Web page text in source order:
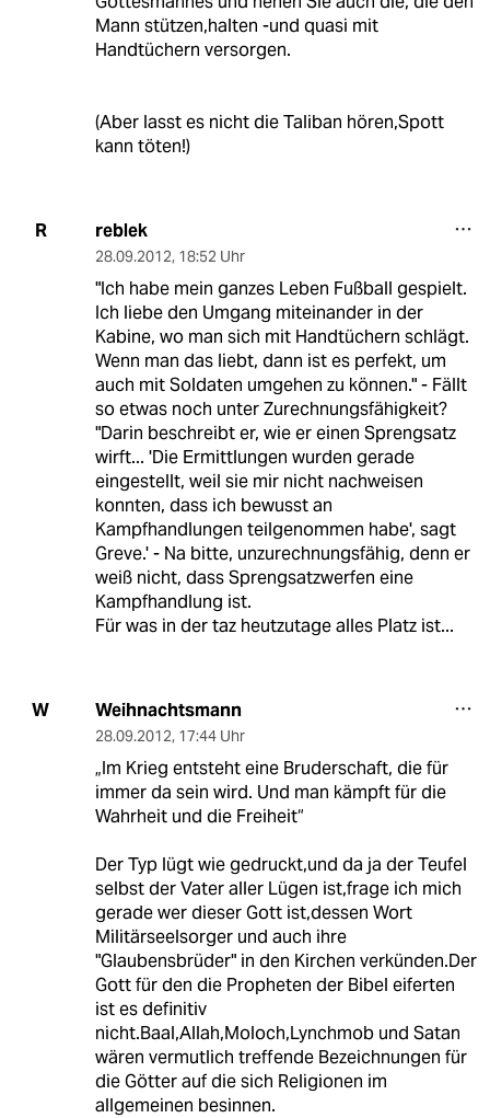
Mann stützen,halten -und quasi mit
Handtüchern versorgen.
(Aber lasst es nicht die Taliban hören,Spott
kann töten!)
R reblek
28.09.2012, 18:52 Uhr
"Ich habe mein ganzes Leben Fußball gespielt.
Ich liebe den Umgang miteinander in der
Kabine, wo man sich mit Handtüchern schlägt.
Wenn man das liebt, dann ist es perfekt, um
auch mit Soldaten umgehen zu können." - Fällt
so etwas noch unter Zurechnungsfähigkeit?
"Darin beschreibt er, wie er einen Sprengsatz
wirft... 'Die Ermittlungen wurden gerade
eingestellt, weil sie mir nicht nachweisen
konnten, dass ich bewusst an
Kampfhandlungen teilgenommen habe', sagt
Greve.' - Na bitte, unzurechnungsfähig, denn er
weiß nicht, dass Sprengsatzwerfen eine
Kampfhandlung ist.
Für was in der taz heutzutage alles Platz ist...
W Weihnachtsmann
28.09.2012, 17:44 Uhr
„Im Krieg entsteht eine Bruderschaft, die für
immer da sein wird. Und man kämpft für die
Wahrheit und die Freiheit“
Der Typ lügt wie gedruckt,und da ja der Teufel
selbst der Vater aller Lügen ist,frage ich mich
gerade wer dieser Gott ist,dessen Wort
Militärseelsorger und auch ihre
"Glaubensbrüder" in den Kirchen verkünden.Der
Gott für den die Propheten der Bibel eiferten
ist es definitiv
nicht.Baal,Allah,Moloch,Lynchmob und Satan
wären vermutlich treffende Bezeichnungen für
die Götter auf die sich Religionen im
allgemeinen besinnen.